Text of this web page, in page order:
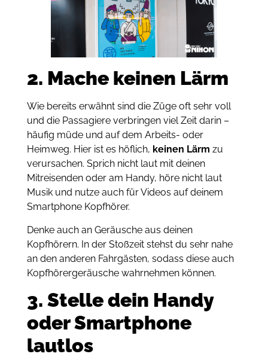
2. Mache keinen Lärm
Wie bereits erwähnt sind die Züge oft sehr voll
und die Passagiere verbringen viel Zeit darin –
häufig müde und auf dem Arbeits- oder
Heimweg. Hier ist es höflich, keinen Lärm zu
verursachen. Sprich nicht laut mit deinen
Mitreisenden oder am Handy, höre nicht laut
Musik und nutze auch für Videos auf deinem
Smartphone Kopfhörer.
Denke auch an Geräusche aus deinen
Kopfhörern. In der Stoßzeit stehst du sehr nahe
an den anderen Fahrgästen, sodass diese auch
Kopfhörergeräusche wahrnehmen können.
3. Stelle dein Handy
oder Smartphone
lautlos